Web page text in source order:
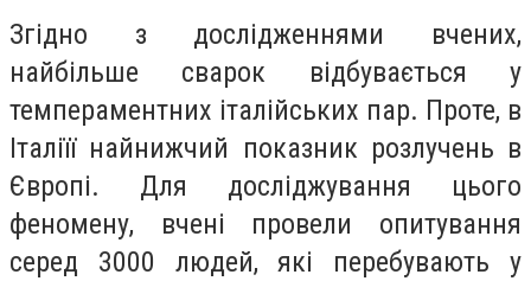
Згідно з дослідженнями вчених,
найбільше сварок відбувається у
темпераментних італійських пар. Проте, в
Італіїї найнижчий показник розлучень в
Європі. Для досліджування цього
феномену, вчені провели опитування
серед 3000 людей, які перебувають у